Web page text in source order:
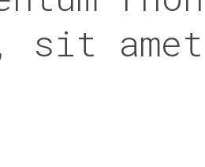
amet